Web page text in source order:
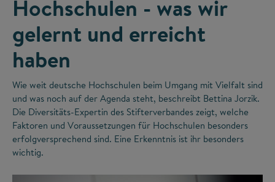
Hochschulen - was wir
gelernt und erreicht
haben
Wie weit deutsche Hochschulen beim Umgang mit Vielfalt sind
und was noch auf der Agenda steht, beschreibt Bettina Jorzik.
Die Diversitäts-Expertin des Stifterverbandes zeigt, welche
Faktoren und Voraussetzungen für Hochschulen besonders
erfolgversprechend sind. Eine Erkenntnis ist ihr besonders
wichtig.